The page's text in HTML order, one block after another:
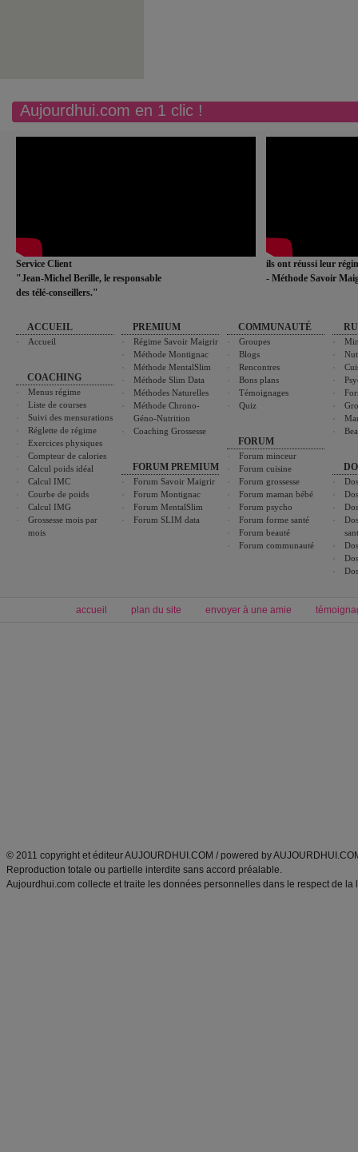
Aujourdhui.com en 1 clic !
Service Client
"Jean-Michel Berille, le responsable
des télé-conseillers."
ils ont réussi leur
- Méthode Savoir
ACCUEIL
Accueil
COACHING
Menus régime
Liste de courses
Suivi des mensurations
Réglette de régime
Exercices physiques
Compteur de calories
Calcul poids idéal
Calcul IMC
Courbe de poids
Calcul IMG
Grossesse mois par
mois
PREMIUM
Régime Savoir Maigrir
Méthode Montignac
Méthode MentalSlim
Méthode Slim Data
Méthodes Naturelles
Méthode Chrono-
Géno-Nutrition
Coaching Grossesse
FORUM PREMIUM
Forum Savoir Maigrir
Forum Montignac
Forum MentalSlim
Forum SLIM data
COMMUNAUTÉ
Groupes
Blogs
Rencontres
Bons plans
Témoignages
Quiz
FORUM
Forum minceur
Forum cuisine
Forum grossesse
Forum maman bébé
Forum psycho
Forum forme santé
Forum beauté
Forum communauté
accueil plan du site envoyer à une amie
© 2011 copyright et éditeur AUJOURDHUI.COM / powered by
Reproduction totale ou partielle interdite sans accord préalable.
Aujourdhui.com collecte et traite les données personnelles dans le respect de